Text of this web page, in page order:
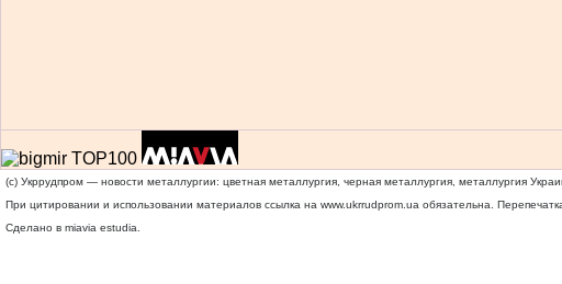
(c) Укррудпром — новости металлургии: цветная металлургия, черная металлургия, металлургия
При цитировании и использовании материалов ссылка на www.ukrrudprom.ua обязательна.
Сделано в miavia estudia.